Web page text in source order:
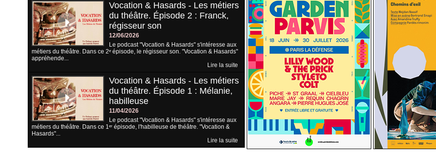
Vocation & Hasards - Les métiers
du théâtre. Épisode 2 : Franck,
régisseur son
12/06/2026
Le podcast "Vocation & Hasards" s'intéresse aux
métiers du théâtre. Dans ce 2ᵉ épisode, le régisseur son. "Vocation & Hasards"
appréhende...
Lire la suite
Vocation & Hasards - Les métiers
du théâtre. Épisode 1 : Mélanie,
habilleuse
11/04/2026
Le podcast "Vocation & Hasards" s'intéresse aux
métiers du théâtre. Dans ce 1ᵉʳ épisode, l'habilleuse de théâtre. "Vocation &
Hasards"...
Lire la suite